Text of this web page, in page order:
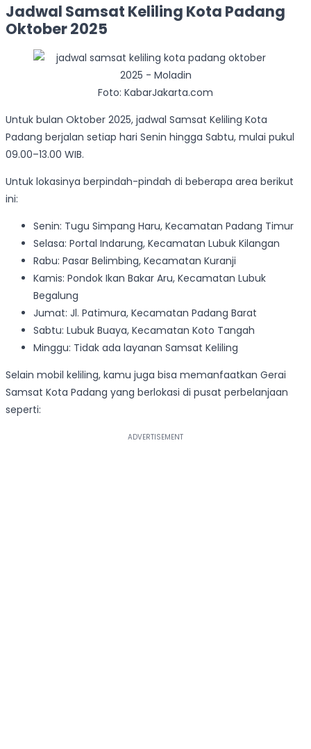
Jadwal Samsat Keliling Kota Padang
Oktober 2025
Foto: KabarJakarta.com
Untuk bulan Oktober 2025, jadwal Samsat Keliling Kota
Padang berjalan setiap hari Senin hingga Sabtu, mulai pukul
09.00–13.00 WIB.
Untuk lokasinya berpindah-pindah di beberapa area berikut
ini:
Senin: Tugu Simpang Haru, Kecamatan Padang Timur
Selasa: Portal Indarung, Kecamatan Lubuk Kilangan
Rabu: Pasar Belimbing, Kecamatan Kuranji
Kamis: Pondok Ikan Bakar Aru, Kecamatan Lubuk
Begalung
Jumat: Jl. Patimura, Kecamatan Padang Barat
Sabtu: Lubuk Buaya, Kecamatan Koto Tangah
Minggu: Tidak ada layanan Samsat Keliling
Selain mobil keliling, kamu juga bisa memanfaatkan Gerai
Samsat Kota Padang yang berlokasi di pusat perbelanjaan
seperti: